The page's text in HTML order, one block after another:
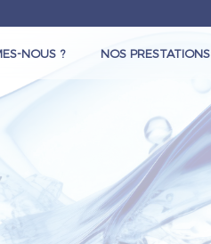
NOUS ? NOS PRESTATIONS